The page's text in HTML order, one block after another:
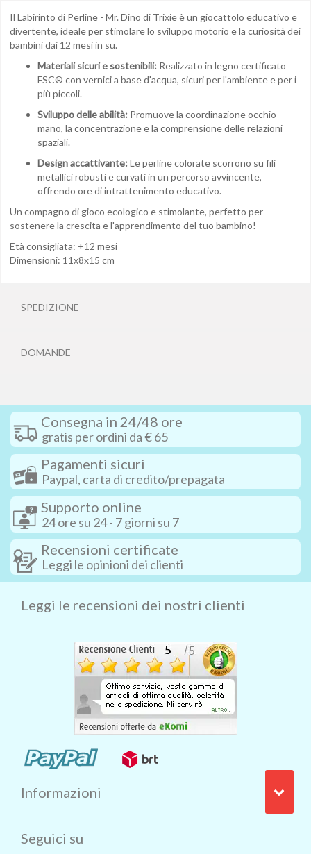
Il Labirinto di Perline - Mr. Dino di Trixie è un giocattolo educativo e
divertente, ideale per stimolare lo sviluppo motorio e la curiosità dei
bambini dai 12 mesi in su.
Materiali sicuri e sostenibili: Realizzato in legno certificato
FSC® con vernici a base d'acqua, sicuri per l'ambiente e per i
più piccoli.
Sviluppo delle abilità: Promuove la coordinazione occhio-
mano, la concentrazione e la comprensione delle relazioni
spaziali.
Design accattivante: Le perline colorate scorrono su fili
metallici robusti e curvati in un percorso avvincente,
offrendo ore di intrattenimento educativo.
Un compagno di gioco ecologico e stimolante, perfetto per
sostenere la crescita e l'apprendimento del tuo bambino!
Età consigliata: +12 mesi
Dimensioni: 11x8x15 cm
SPEDIZIONE
DOMANDE
Consegna in 24/48 ore
gratis per ordini da € 65
Pagamenti sicuri
Paypal, carta di credito/prepagata
Supporto online
24 ore su 24 - 7 giorni su 7
Recensioni certificate
Leggi le opinioni dei clienti
Leggi le recensioni dei nostri clienti
Informazioni
Seguici su